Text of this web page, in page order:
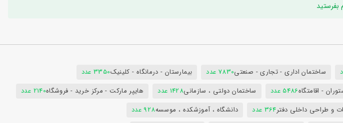
ساختمان اداری - تجاری - صنعتی7830 عدد بیمارستان - درمانگاه - کلینیک3350 عدد
- اقامتگاه5486 عدد ساختمان دولتی ، سازمانی1428 عدد هایپر مارکت - مرکز خرید - فروشگاه2140 عدد
و طراحی داخلی دفتر364 عدد دانشگاه ، آموزشکده ، موسسه928 عدد